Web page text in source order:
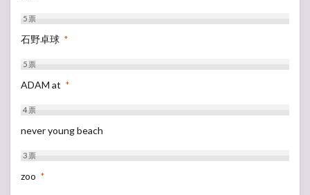
5票
石野卓球 *
5票
ADAM at *
4票
never young beach
3票
zoo *